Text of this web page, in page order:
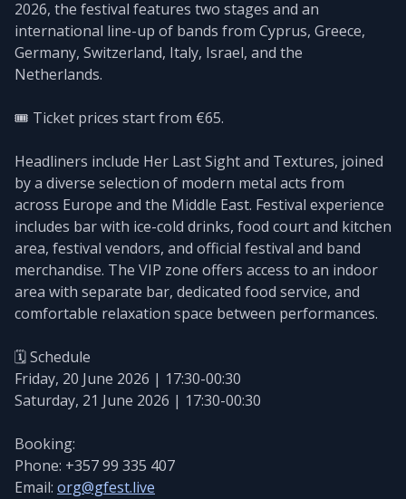
2026, the festival features two stages and an
international line-up of bands from Cyprus, Greece,
Germany, Switzerland, Italy, Israel, and the
Netherlands.
🎟️ Ticket prices start from €65.
Headliners include Her Last Sight and Textures, joined
by a diverse selection of modern metal acts from
across Europe and the Middle East. Festival experience
includes bar with ice-cold drinks, food court and kitchen
area, festival vendors, and official festival and band
merchandise. The VIP zone offers access to an indoor
area with separate bar, dedicated food service, and
comfortable relaxation space between performances.
🗓️ Schedule
Friday, 20 June 2026 | 17:30-00:30
Saturday, 21 June 2026 | 17:30-00:30
Booking:
Phone: +357 99 335 407
Email: org@gfest.live